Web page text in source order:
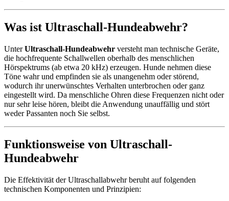
Was ist Ultraschall-Hundeabwehr?
UnterUltraschall-Hundeabwehr versteht man technische Geräte,
die hochfrequente Schallwellen oberhalb des menschlichen
Hörspektrums (ab etwa 20 kHz) erzeugen. Hunde nehmen diese
Töne wahr und empfinden sie als unangenehm oder störend,
wodurch ihr unerwünschtes Verhalten unterbrochen oder ganz
eingestellt wird. Da menschliche Ohren diese Frequenzen nicht oder
nur sehr leise hören, bleibt die Anwendung unauffällig und stört
weder Passanten noch Sie selbst.
Funktionsweise von Ultraschall-
Hundeabwehr
Die Effektivität der Ultraschallabwehr beruht auf folgenden
technischen Komponenten und Prinzipien: